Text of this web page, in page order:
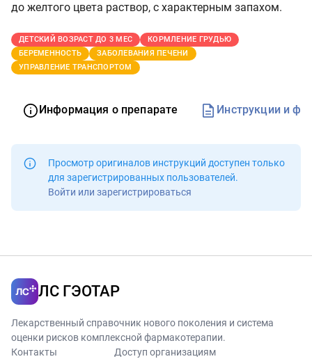
до желтого цвета раствор, с характерным запахом.
ДЕТСКИЙ ВОЗРАСТ ДО 3 МЕС
КОРМЛЕНИЕ ГРУДЬЮ
БЕРЕМЕННОСТЬ
ЗАБОЛЕВАНИЯ ПЕЧЕНИ
УПРАВЛЕНИЕ ТРАНСПОРТОМ
Информация о препарате Инструкции и
Просмотр оригиналов инструкций доступен только
для зарегистрированных пользователей.
Войти или зарегистрироваться
ЛС ГЭОТАР
Лекарственный справочник нового поколения и система
оценки рисков комплексной фармакотерапии.
Контакты
Доступ организациям